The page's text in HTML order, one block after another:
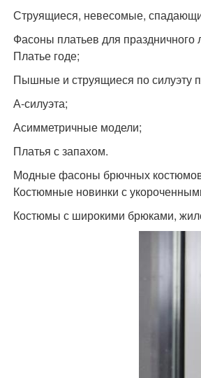
Струящиеся, невесомые,
Фасоны платьев для праздничного
Платье годе;
Пышные и струящиеся по силуэту
А-силуэта;
Асимметричные модели;
Платья с запахом.
Модные фасоны брючных
Костюмные новинки с
Костюмы с широкими брюками,